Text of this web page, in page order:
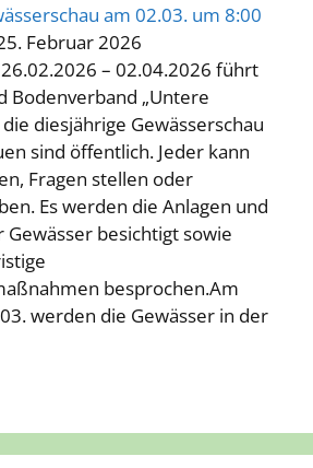
am 02.03. um 8:00
Februar 2026
– 02.04.2026 führt
Bodenverband „Untere
diesjährige Gewässerschau
sind öffentlich. Jeder kann
Fragen stellen oder
Es werden die Anlagen und
Gewässer besichtigt sowie
besprochen.Am
werden die Gewässer in der